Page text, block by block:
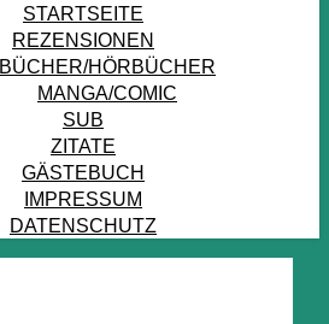
STARTSEITE
REZENSIONEN
BÜCHER/HÖRBÜCHER
MANGA/COMIC
SUB
ZITATE
GÄSTEBUCH
IMPRESSUM
DATENSCHUTZ